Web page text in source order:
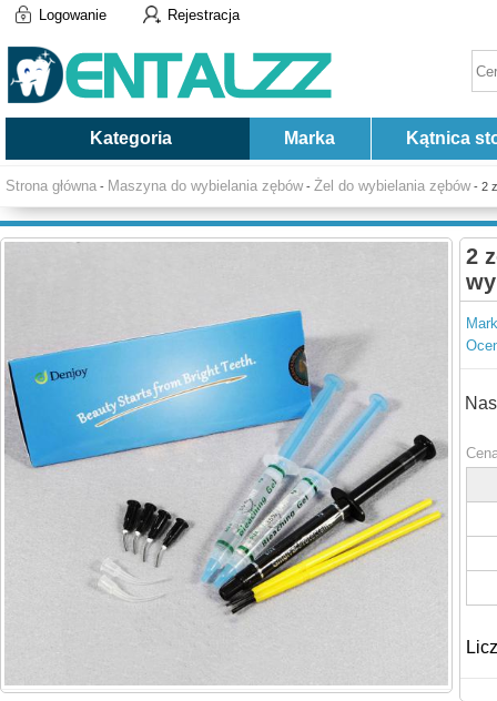
Logowanie Rejestracja
Kategoria Marka Kątnica
Strona główna - Maszyna do wybielania zębów- Żel do wybielania zębów- 2
2